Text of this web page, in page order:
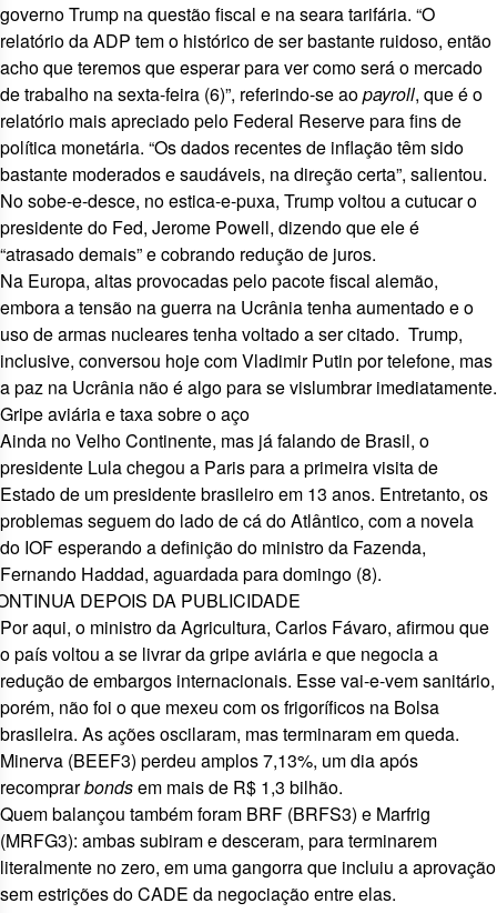
governo Trump na questão fiscal e na seara tarifária. “O
relatório da ADP tem o histórico de ser bastante ruidoso, então
acho que teremos que esperar para ver como será o mercado
de trabalho na sexta-feira (6)”, referindo-se aopayroll, que é o
relatório mais apreciado pelo Federal Reserve para fins de
política monetária. “Os dados recentes de inflação têm sido
bastante moderados e saudáveis, na direção certa”, salientou.
No sobe-e-desce, no estica-e-puxa, Trump voltou a cutucar o
presidente do Fed, Jerome Powell, dizendo que ele é
“atrasado demais” ecobrando redução de juros.
Na Europa, altas provocadas pelo pacote fiscal alemão,
embora a tensão na guerra na Ucrânia tenha aumentado e o
uso de armas nuclearestenha voltado a ser citado. Trump,
inclusive, conversou hoje com Vladimir Putin por telefone, mas
a paz na Ucrânia não é algo para se vislumbrar imediatamente.
Gripe aviária e taxa sobre o aço
Ainda no Velho Continente, mas já falando de Brasil, o
presidente Lula chegou a Paris para aprimeira visita de
Estado de um presidente brasileiro em 13 anos. Entretanto, os
problemas seguem do lado de cá do Atlântico, com a novela
do IOF esperando a definição do ministro da Fazenda,
Fernando Haddad, aguardada para domingo (8).
DEPOIS DA PUBLICIDADE
Por aqui, o ministro da Agricultura, Carlos Fávaro, afirmou que
o paísvoltou a se livrar da gripe aviáriae que negocia a
redução de embargos internacionais. Esse vai-e-vem sanitário,
porém, não foi o que mexeu com os frigoríficos na Bolsa
brasileira. As ações oscilaram, mas terminaram em queda.
Minerva (BEEF3) perdeu amplos 7,13%, um dia após
recomprarbondsem mais de R$ 1,3 bilhão.
Quem balançou também foram BRF (BRFS3) e Marfrig
(MRFG3): ambas subiram e desceram, para terminarem
literalmente no zero, em uma gangorra que incluiu aaprovação
sem estrições do CADE da negociação entre elas.